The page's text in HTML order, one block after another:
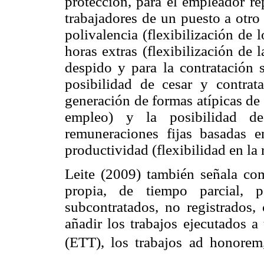
trabajadores de un puesto a
polivalencia (flexibilización de
horas extras (flexibilización de
despido y para la contratación
posibilidad de cesar y
generación de formas atípicas
empleo) y la posibilidad
remuneraciones fijas
productividad (flexibilidad en la
Leite (2009) también señala
propia, de tiempo parcial,
subcontratados, no
añadir los trabajos ejecutados
(ETT), los trabajos ad